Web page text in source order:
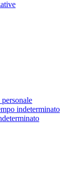
indeterminato